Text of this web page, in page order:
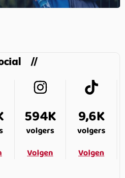
594K
volgers
Volgen
9,6K
volgers
Volgen